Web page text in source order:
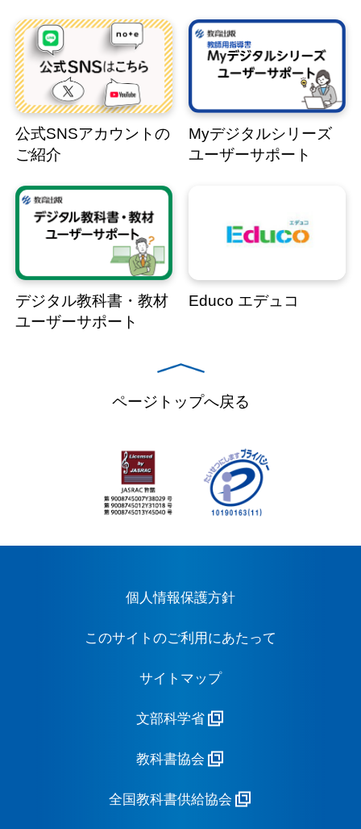
公式SNSアカウントの
ご紹介
Myデジタルシリーズ
ユーザーサポート
デジタル教科書・教材
ユーザーサポート
Educo エデュコ
ページトップへ戻る
個人情報保護方針
このサイトのご利用にあたって
サイトマップ
文部科学省
教科書協会
全国教科書供給協会